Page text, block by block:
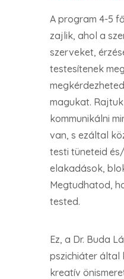
A program 4-5
zajlik, ahol a
szerveket,
testesítenek
magukat.
kommunikálni
van, s ezáltal
testi tüneteid
elakadások,
Megtudhatod,
tested.
Ez, a Dr. Buda
pszichiáter által
kreatív